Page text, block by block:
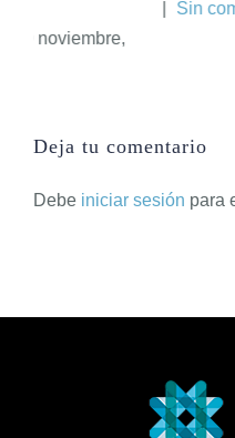
domingo, 30 noviembre,
Deja tu comentario
Debe iniciar sesión para